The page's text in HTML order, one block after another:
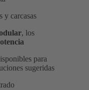
y carcasas
, los
para
sugeridas